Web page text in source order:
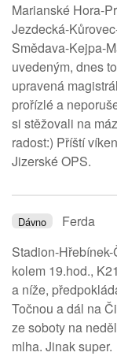
Marianské Hora-
Jezdecká-
Smědava-Kejpa-
uvedeným, dnes
upravená
prořízlé a
si stěžovali na
radost:) Příští
Jizerské OPS.
Dávno Ferda
Stadion-
kolem 19.hod.,
a níže,
Točnou a dál na
ze soboty na
mlha. Jinak super.